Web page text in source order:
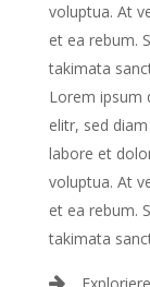
voluptua. At
et ea rebum.
takimata
Lorem ipsum
elitr, sed
labore et
voluptua. At
et ea rebum.
takimata